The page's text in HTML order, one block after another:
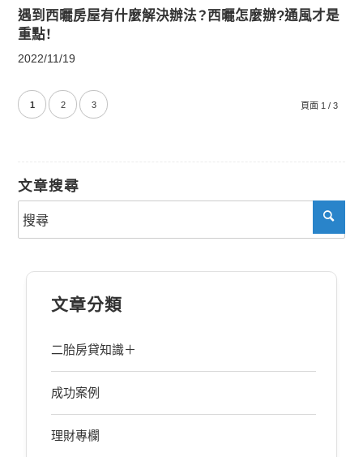
遇到西曬房屋有什麼解決辦法？西曬怎麼辦?通風才是
重點！
2022/11/19
頁面 1 / 3
1 2 3
文章搜尋
文章分類
二胎房貸知識＋
成功案例
理財專欄